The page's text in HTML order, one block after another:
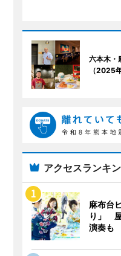
六本木・
（2025
アクセスランキ
麻布台
り」
演奏も